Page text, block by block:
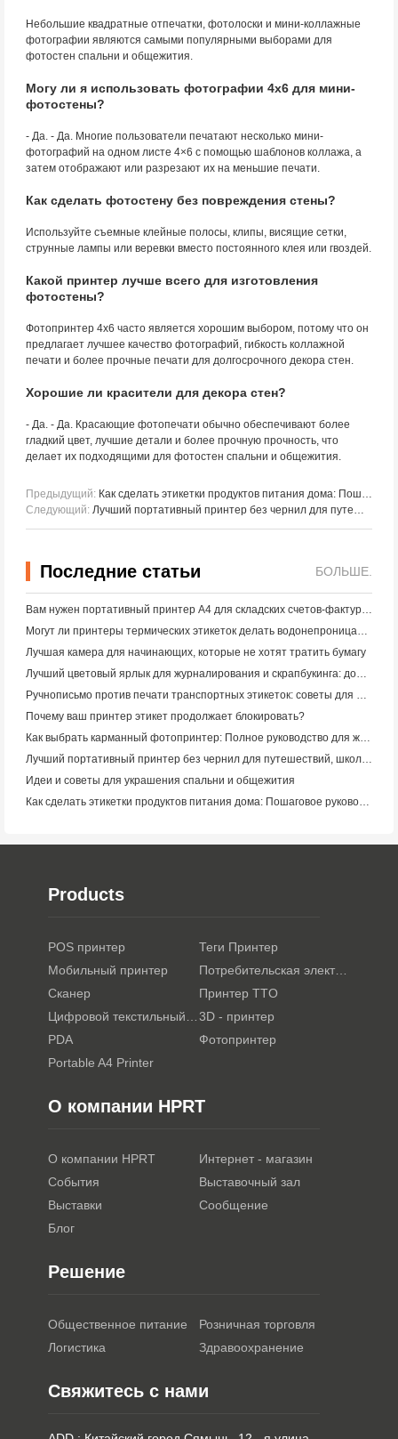
Небольшие квадратные отпечатки, фотолоски и мини-коллажные
фотографии являются самыми популярными выборами для
фотостен спальни и общежития.
Могу ли я использовать фотографии 4x6 для мини-
фотостены?
- Да. - Да. Многие пользователи печатают несколько мини-
фотографий на одном листе 4×6 с помощью шаблонов коллажа, а
затем отображают или разрезают их на меньшие печати.
Как сделать фотостену без повреждения стены?
Используйте съемные клейные полосы, клипы, висящие сетки,
струнные лампы или веревки вместо постоянного клея или гвоздей.
Какой принтер лучше всего для изготовления
фотостены?
Фотопринтер 4х6 часто является хорошим выбором, потому что он
предлагает лучшее качество фотографий, гибкость коллажной
печати и более прочные печати для долгосрочного декора стен.
Хорошие ли красители для декора стен?
- Да. - Да. Красающие фотопечати обычно обеспечивают более
гладкий цвет, лучшие детали и более прочную прочность, что
делает их подходящими для фотостен спальни и общежития.
Предыдущий: Как сделать этикетки продуктов питания дома: Пошаговое руководство для малого пищевого бизнеса
Следующий: Лучший портативный принтер без чернил для путешествий, школы и мобильной работы: Hanin MT620 Pro Review
Последние статьи БОЛЬШЕ.
Вам нужен портативный принтер A4 для складских счетов-фактур? Что действительно работает
Могут ли принтеры термических этикеток делать водонепроницаемые этикетки для продуктов малого бизнеса?
Лучшая камера для начинающих, которые не хотят тратить бумагу
Лучший цветовый ярлык для журналирования и скрапбукинга: добавьте больше цвета на каждую страницу
Ручнописьмо против печати транспортных этикеток: советы для малого бизнеса в 2026 году
Почему ваш принтер этикет продолжает блокировать?
Как выбрать карманный фотопринтер: Полное руководство для журналистов, путешественников и пользователей iPhone
Лучший портативный принтер без чернил для путешествий, школы и мобильной работы: Hanin MT620 Pro Review
Идеи и советы для украшения спальни и общежития
Как сделать этикетки продуктов питания дома: Пошаговое руководство для малого пищевого бизнеса
Products
POS принтер
Теги Принтер
Мобильный принтер
Сканер
Принтер TTO
3D - принтер
PDA
Фотопринтер
Portable A4 Printer
О компании HPRT
О компании HPRT
Интернет - магазин
События
Выставочный зал
Выставки
Сообщение
Блог
Решение
Общественное питание
Розничная торговля
Логистика
Здравоохранение
Свяжитесь с нами